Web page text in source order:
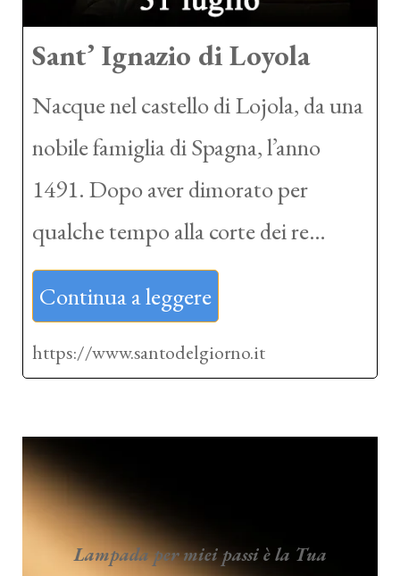
Sant’ Ignazio di Loyola
Nacque nel castello di Lojola, da una
nobile famiglia di Spagna, l’anno
1491. Dopo aver dimorato per
qualche tempo alla corte dei re…
Continua a leggere
https://www.santodelgiorno.it
Lampada per miei passi è la Tua